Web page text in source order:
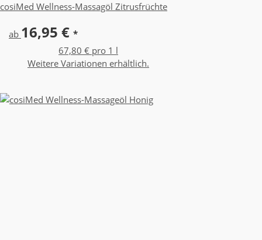
cosiMed Wellness-Massagöl Zitrusfrüchte
ab 16,95 € *
67,80 € pro 1 l
Weitere Variationen erhältlich.